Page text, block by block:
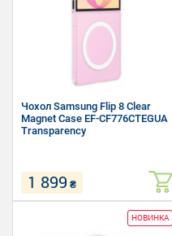
Чохол Samsung Flip 8 Clear
Magnet Case EF-CF776CTEGUA
Transparency
1 899 ₴
Сумісність: Samsung Flip 8
Матеріал: Полікарбонат,
НОВИНКА